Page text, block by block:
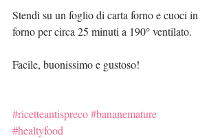
Stendi su un foglio di carta forno e cuoci in
forno per circa 25 minuti a 190° ventilato.
Facile, buonissimo e gustoso!
#ricetteantispreco#bananemature
#healtyfood